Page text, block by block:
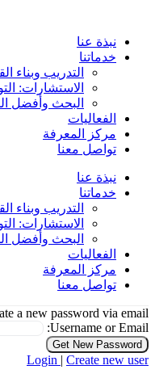
contentنبذة عنا
خدماتنا
التدريب وبناء
الاستشارات:
البحث وأفضل
الفعاليات
مركز المعرفة
تواصل معنا
نبذة عنا
خدماتنا
التدريب وبناء
الاستشارات:
البحث وأفضل
الفعاليات
مركز المعرفة
تواصل معنا
a new password via email.
Username or Email:
Login | Create new user